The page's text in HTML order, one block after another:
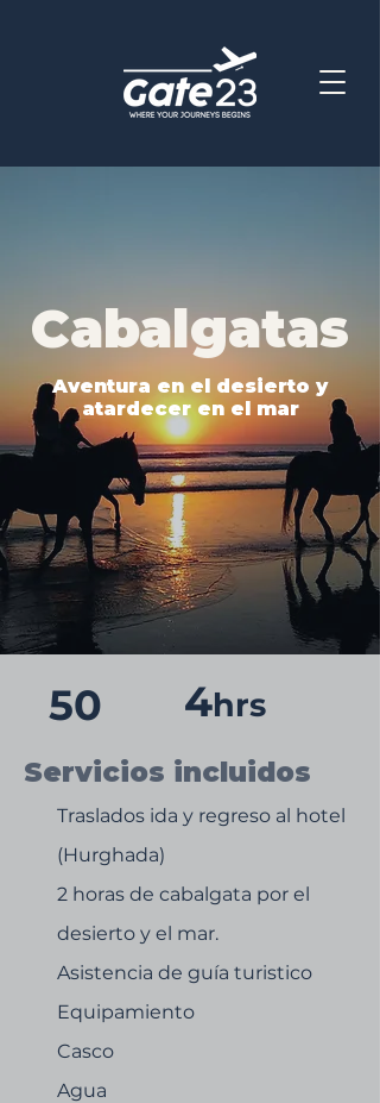
Cabalgatas
Aventura en el desierto y
atardecer en el mar
50 4hrs
Servicios incluidos
Traslados ida y regreso al hotel
(Hurghada)​
2 horas de cabalgata por el
desierto y el mar.
Asistencia de guía turistico
Equipamiento
Casco
Agua